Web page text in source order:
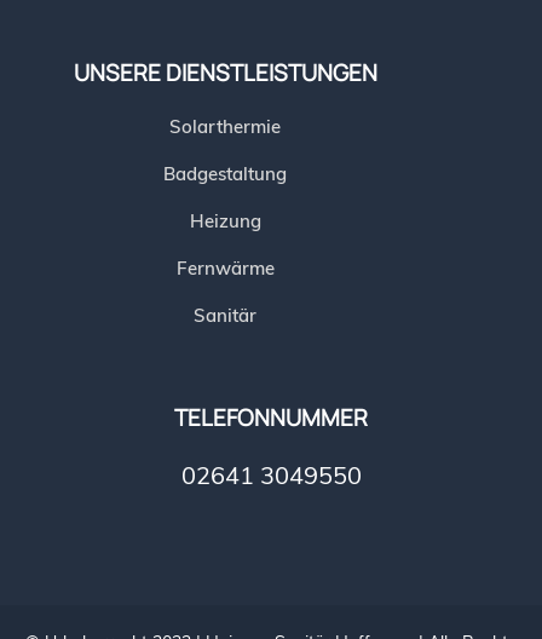
UNSERE DIENSTLEISTUNGEN
Solarthermie
Badgestaltung
Heizung
Fernwärme
Sanitär
TELEFONNUMMER
02641 3049550